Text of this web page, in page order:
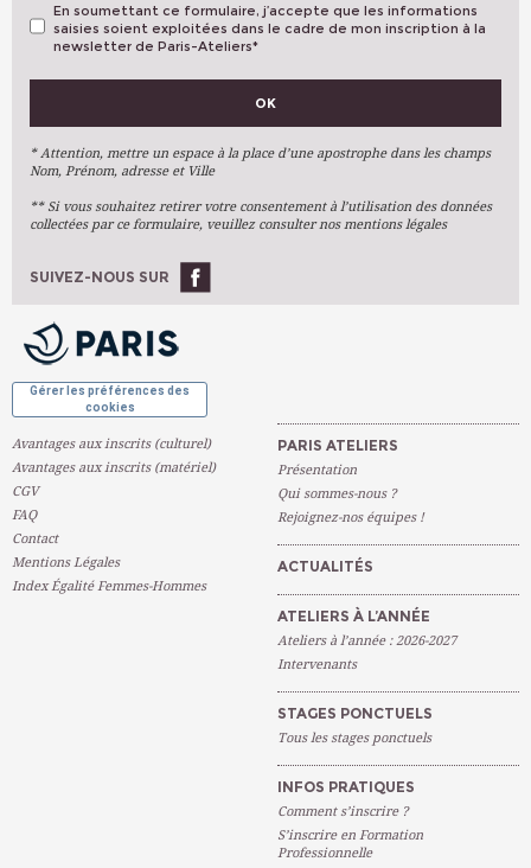
VOS PRÉFÉRENCES
Arts Plastiques
Arts Du Texte
Arts Numériques
Ateliers À L'année
En soumettant ce formulaire, j’accepte que les informations
saisies soient exploitées dans le cadre de mon inscription à la
newsletter de Paris-Ateliers*
OK
* Attention, mettre un espace à la place d’une apostrophe dans les champs
Nom, Prénom, adresse et Ville
** Si vous souhaitez retirer votre consentement à l’utilisation des données
collectées par ce formulaire, veuillez consulter nos mentions légales
SUIVEZ-NOUS SUR
Gérer les préférences des
cookies
Avantages aux inscrits (culturel)
Avantages aux inscrits (matériel)
CGV
FAQ
Contact
Mentions Légales
Index Égalité Femmes-Hommes
PARIS ATELIERS
Présentation
Qui sommes-nous ?
Rejoignez-nos équipes !
ACTUALITÉS
ATELIERS À L’ANNÉE
Ateliers à l’année : 2026-2027
Intervenants
STAGES PONCTUELS
Tous les stages ponctuels
INFOS PRATIQUES
Comment s’inscrire ?
S’inscrire en Formation
Professionnelle